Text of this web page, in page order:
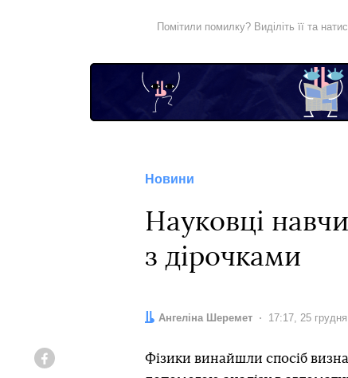
Помітили помилку? Виділіть її та
Новини
Науковці
з дірочками
Автор:
Ангеліна Шеремет Дата:
17:17, 25
Фізики винайшли спосіб